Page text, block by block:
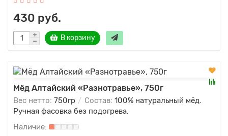
430 руб.
В корзину
Мёд Алтайский «Разнотравье», 750г
Вес нетто: 750гр Состав: 100% натуральный мёд.
Ручная фасовка без подогрева.